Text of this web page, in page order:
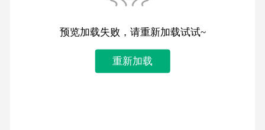
预览加载失败，请重新加载试试~
重新加载